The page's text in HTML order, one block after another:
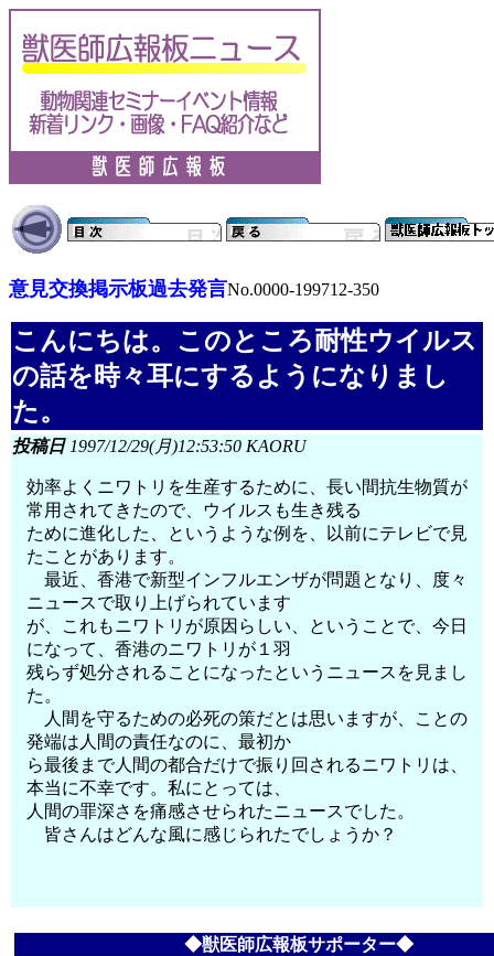
意見交換掲示板過去発言No.0000-199712-350
こんにちは。このところ耐性ウイルス
の話を時々耳にするようになりまし
た。
投稿日1997/12/29(月)12:53:50 KAORU
効率よくニワトリを生産するために、長い間抗生物質が
常用されてきたので、ウイルスも生き残る
ために進化した、というような例を、以前にテレビで見
たことがあります。
最近、香港で新型インフルエンザが問題となり、度々
ニュースで取り上げられています
が、これもニワトリが原因らしい、ということで、今日
になって、香港のニワトリが１羽
残らず処分されることになったというニュースを見まし
た。
人間を守るための必死の策だとは思いますが、ことの
発端は人間の責任なのに、最初か
ら最後まで人間の都合だけで振り回されるニワトリは、
本当に不幸です。私にとっては、
人間の罪深さを痛感させられたニュースでした。
皆さんはどんな風に感じられたでしょうか？
◆獣医師広報板サポーター◆